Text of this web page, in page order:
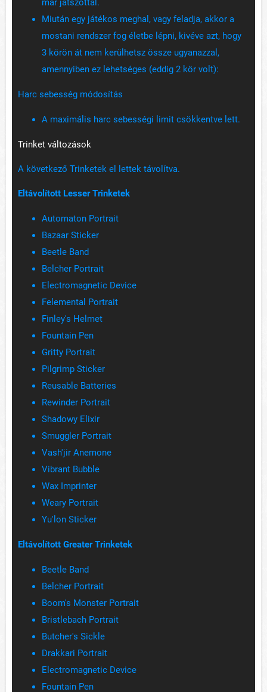
már játszottál.
Miután egy játékos meghal, vagy feladja, akkor a
mostani rendszer fog életbe lépni, kivéve azt, hogy
3 körön át nem kerülhetsz össze ugyanazzal,
amennyiben ez lehetséges (eddig 2 kör volt):
Harc sebesség módosítás
A maximális harc sebességi limit csökkentve lett.
Trinket változások
A következő Trinketek el lettek távolítva.
Eltávolított Lesser Trinketek
Automaton Portrait
Bazaar Sticker
Beetle Band
Belcher Portrait
Electromagnetic Device
Felemental Portrait
Finley's Helmet
Fountain Pen
Gritty Portrait
Pilgrimp Sticker
Reusable Batteries
Rewinder Portrait
Shadowy Elixir
Smuggler Portrait
Vash'jir Anemone
Vibrant Bubble
Wax Imprinter
Weary Portrait
Yu'lon Sticker
Eltávolított Greater Trinketek
Beetle Band
Belcher Portrait
Boom's Monster Portrait
Bristlebach Portrait
Butcher's Sickle
Drakkari Portrait
Electromagnetic Device
Fountain Pen